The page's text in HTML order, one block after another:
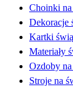
Choinki
Dekoracje
Kartki
Materiały
Ozdoby
Stroje na